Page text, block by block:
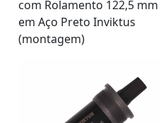
com Rolamento 122,5 mm
em Aço Preto Inviktus
(montagem)